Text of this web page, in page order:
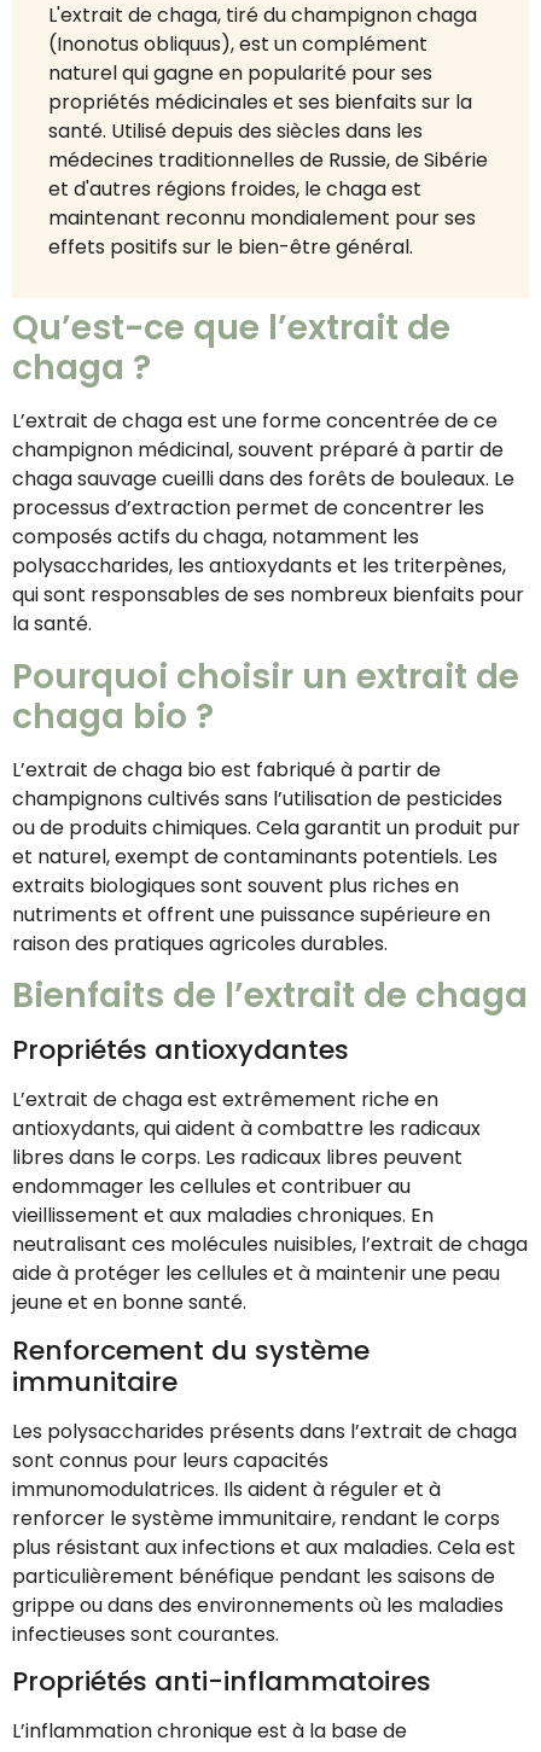
L'extrait de chaga, tiré du champignon chaga
(Inonotus obliquus), est un complément
naturel qui gagne en popularité pour ses
propriétés médicinales et ses bienfaits sur la
santé. Utilisé depuis des siècles dans les
médecines traditionnelles de Russie, de Sibérie
et d'autres régions froides, le chaga est
maintenant reconnu mondialement pour ses
effets positifs sur le bien-être général.
Qu’est-ce que l’extrait de
chaga ?
L’extrait de chaga est une forme concentrée de ce
champignon médicinal, souvent préparé à partir de
chaga sauvage cueilli dans des forêts de bouleaux. Le
processus d’extraction permet de concentrer les
composés actifs du chaga, notamment les
polysaccharides, les antioxydants et les triterpènes,
qui sont responsables de ses nombreux bienfaits pour
la santé.
Pourquoi choisir un extrait de
chaga bio ?
L’extrait de chaga bio est fabriqué à partir de
champignons cultivés sans l’utilisation de pesticides
ou de produits chimiques. Cela garantit un produit pur
et naturel, exempt de contaminants potentiels. Les
extraits biologiques sont souvent plus riches en
nutriments et offrent une puissance supérieure en
raison des pratiques agricoles durables.
Bienfaits de l’extrait de chaga
Propriétés antioxydantes
L’extrait de chaga est extrêmement riche en
antioxydants, qui aident à combattre les radicaux
libres dans le corps. Les radicaux libres peuvent
endommager les cellules et contribuer au
vieillissement et aux maladies chroniques. En
neutralisant ces molécules nuisibles, l’extrait de chaga
aide à protéger les cellules et à maintenir une peau
jeune et en bonne santé.
Renforcement du système
immunitaire
Les polysaccharides présents dans l’extrait de chaga
sont connus pour leurs capacités
immunomodulatrices. Ils aident à réguler et à
renforcer le système immunitaire, rendant le corps
plus résistant aux infections et aux maladies. Cela est
particulièrement bénéfique pendant les saisons de
grippe ou dans des environnements où les maladies
infectieuses sont courantes.
Propriétés anti-inflammatoires
L’inflammation chronique est à la base de